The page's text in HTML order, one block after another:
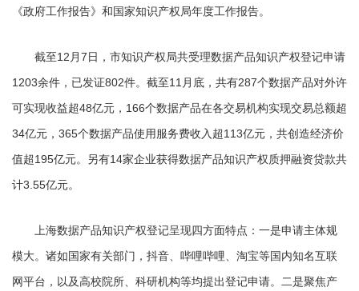
《政府工作报告》和国家知识产权局年度工作报告。
截至12月7日，市知识产权局共受理数据产品知识产权登记申请
1203余件，已发证802件。截至11月底，共有287个数据产品对外许
可实现收益超48亿元，166个数据产品在各交易机构实现交易总额超
34亿元，365个数据产品使用服务费收入超113亿元，共创造经济价
值超195亿元。另有14家企业获得数据产品知识产权质押融资贷款共
计3.55亿元。
上海数据产品知识产权登记呈现四方面特点：一是申请主体规
模大。诸如国家有关部门，抖音、哔哩哔哩、淘宝等国内知名互联
网平台，以及高校院所、科研机构等均提出登记申请。二是聚焦产